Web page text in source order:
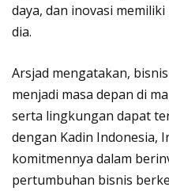
daya, dan inovasi
dia.
Arsjad mengatakan,
menjadi masa depan di
serta lingkungan dapat
dengan Kadin Indonesia,
komitmennya dalam
pertumbuhan bisnis